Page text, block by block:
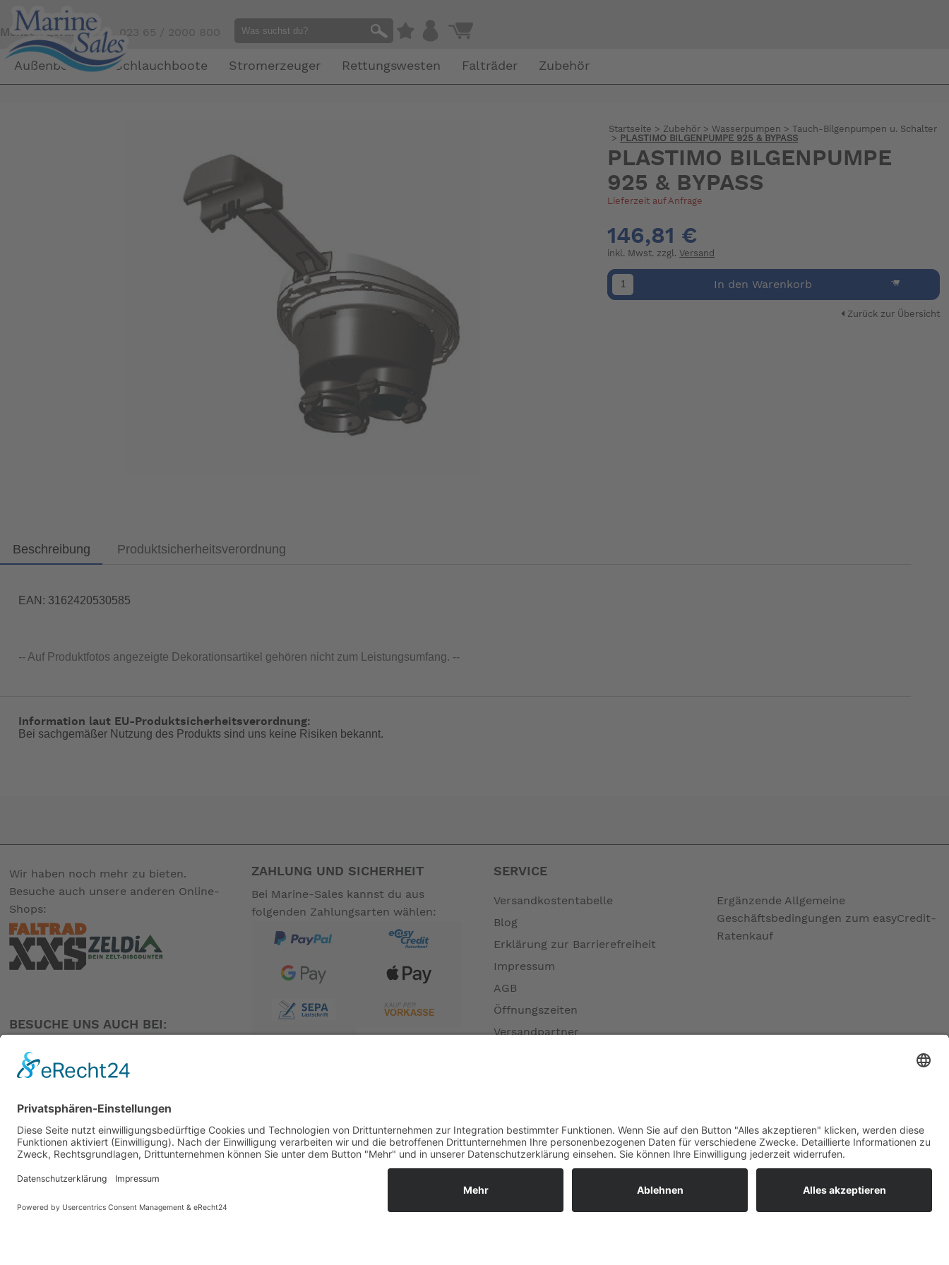
Mensch gefällig?Tel. 023 65 / 2000 800
Außenborder Schlauchboote Stromerzeuger Rettungswesten Falträder Zubehör
Startseite > Zubehör > Wasserpumpen >Tauch-Bilgenpumpen u. Schalter
>
PLASTIMO BILGENPUMPE 925 & BYPASS
PLASTIMO BILGENPUMPE
925 & BYPASS
Lieferzeit auf Anfrage
146,81 €
inkl. Mwst. zzgl.Versand
In den Warenkorb
Zurück zur Übersicht
Beschreibung Produktsicherheitsverordnung
EAN: 3162420530585
-- Auf Produktfotos angezeigte Dekorationsartikel gehören nicht zum Leistungsumfang. --
Information laut EU-Produktsicherheitsverordnung:
Bei sachgemäßer Nutzung des Produkts sind uns keine Risiken bekannt.
Wir haben noch mehr zu bieten.
Besuche auch unsere anderen Online-
Shops:
BESUCHE UNS AUCH BEI:
ZAHLUNG UND SICHERHEIT
Bei Marine-Sales kannst du aus
folgenden Zahlungsarten wählen:
SERVICE
Versandkostentabelle
Blog
Erklärung zur Barrierefreiheit
Impressum
AGB
Öffnungszeiten
Versandpartner
Widerrufsrecht MS
Widerrufsrecht bei Reparatur
Widerrufsrecht bei Dienstleistungen
Ergänzende Allgemeine
Geschäftsbedingungen zum easyCredit-
Ratenkauf